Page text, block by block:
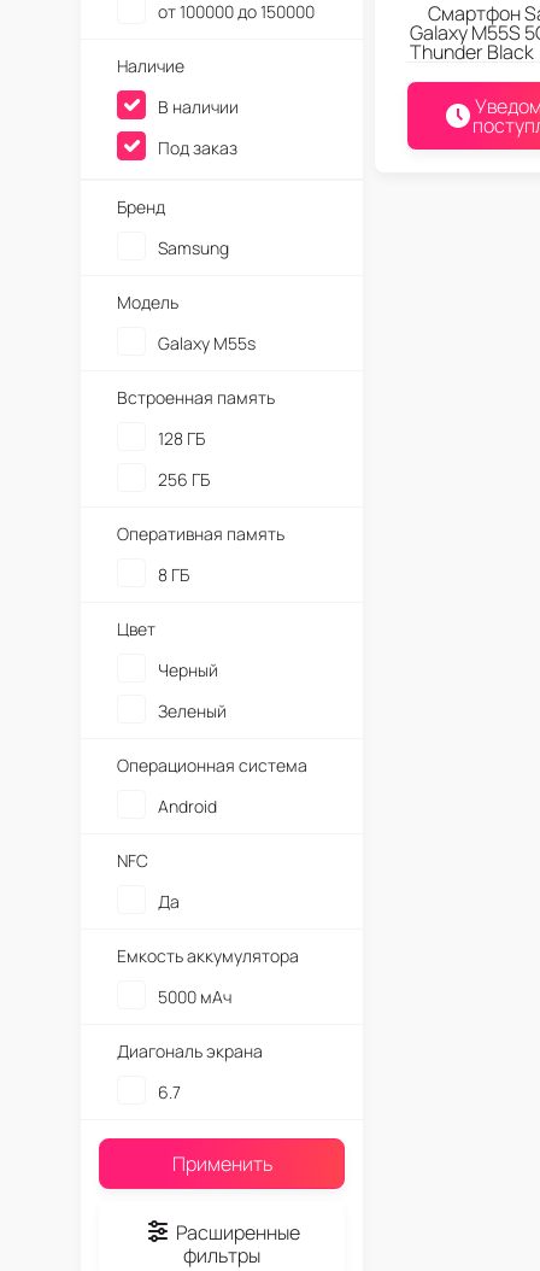
Смартфон
Galaxy M55S
Thunder
от 100000 до 150000
Наличие
В наличии
Под заказ
Бренд
Samsung
Модель
Galaxy M55s
Встроенная память
128 ГБ
256 ГБ
Оперативная память
8 ГБ
Цвет
Черный
Зеленый
Операционная система
Android
NFC
Да
Емкость аккумулятора
5000 мАч
Диагональ экрана
6.7
Применить
Расширенные
фильтры